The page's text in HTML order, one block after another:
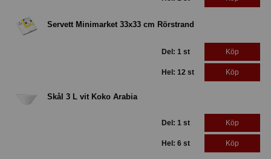
Servett Minimarket 33x33 cm Rörstrand
Del: 1 st Köp
Hel: 12 st Köp
Skål 3 L vit Koko Arabia
Del: 1 st Köp
Hel: 6 st Köp